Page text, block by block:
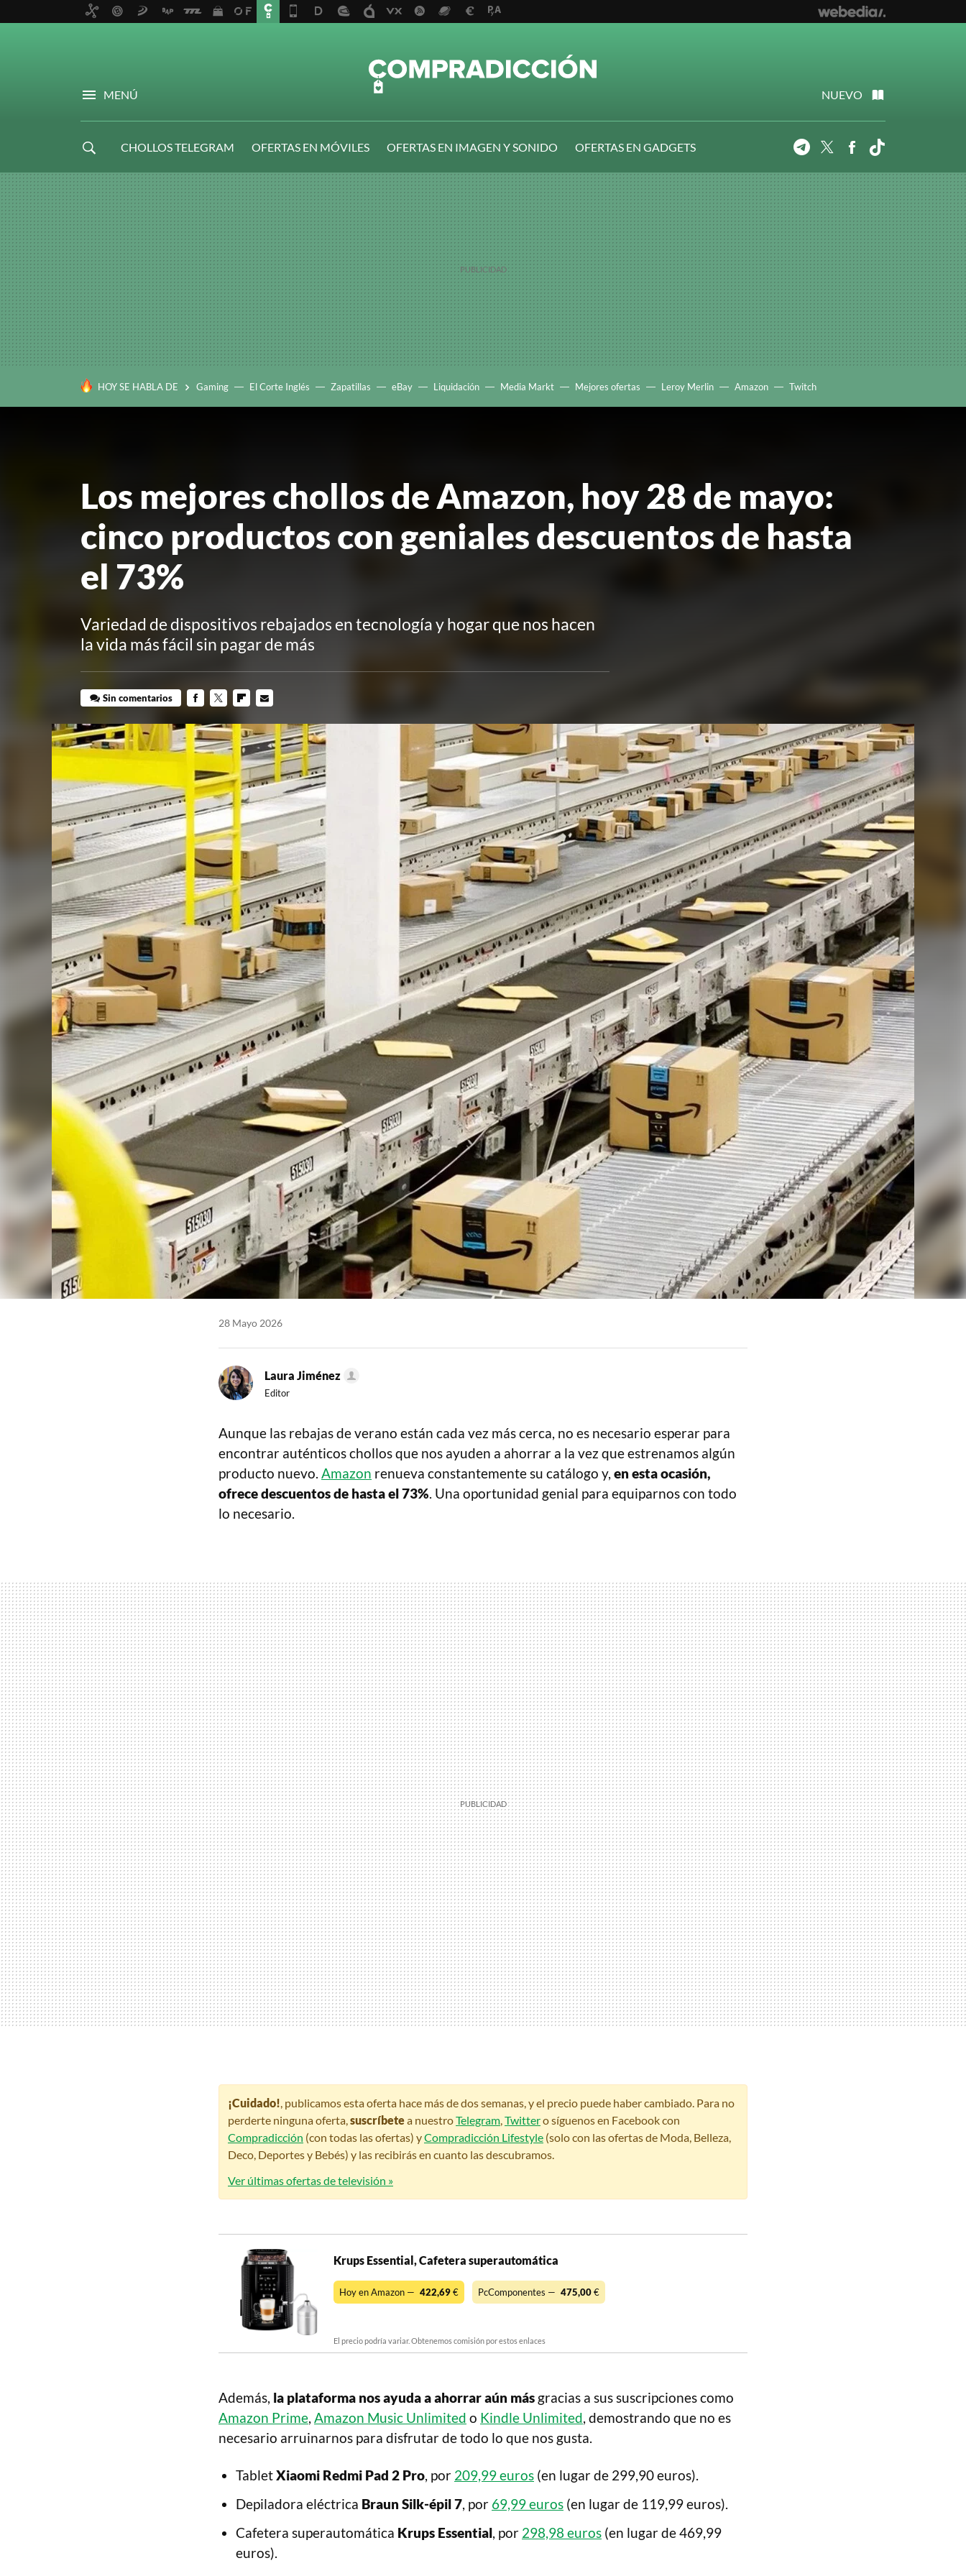
MENÚ NUEVO
CHOLLOS TELEGRAM OFERTAS EN MÓVILES OFERTAS EN IMAGEN Y SONIDO
OFERTAS EN GADGETS
TelegramTwitterFacebook
HOY SE HABLA DE Gaming El Corte Inglés Zapatillas eBay Liquidación Media Markt Mejores ofertas Leroy Merlin Amazon Twitch
Los mejores chollos de Amazon, hoy 28 de mayo:
cinco productos con geniales descuentos de hasta
el 73%
Variedad de dispositivos rebajados en tecnología y hogar que nos hacen
la vida más fácil sin pagar de más
Sin comentarios
MAIL
28 Mayo 2026
Laura Jiménez
Editor
Aunque las rebajas de verano están cada vez más cerca, no es necesario esperar para
encontrar auténticos chollos que nos ayuden a ahorrar a la vez que estrenamos algún
producto nuevo. Amazon renueva constantemente su catálogo y, en esta ocasión,
ofrece descuentos de hasta el 73%. Una oportunidad genial para equiparnos con todo
lo necesario.
¡Cuidado!, publicamos esta oferta hace más de dos semanas, y el precio puede haber cambiado. Para no
perderte ninguna oferta,suscríbetea nuestroTelegram,Twittero síguenos en Facebook con
Compradicción (con todas las ofertas) yCompradicción Lifestyle (solo con las ofertas de Moda, Belleza,
Deco, Deportes y Bebés) y las recibirás en cuanto las descubramos.
Ver últimas ofertas de televisión »
Krups Essential, Cafetera superautomática
Hoy en Amazon — 422,69€ PcComponentes — 475,00€
El precio podría variar. Obtenemos comisión por estos enlaces
Además, la plataforma nos ayuda a ahorrar aún más gracias a sus suscripciones como
Amazon Prime, Amazon Music Unlimited o Kindle Unlimited, demostrando que no es
necesario arruinarnos para disfrutar de todo lo que nos gusta.
TabletXiaomi Redmi Pad 2 Pro, por 209,99 euros (en lugar de 299,90 euros).
Depiladora eléctrica Braun Silk-épil 7, por 69,99 euros (en lugar de 119,99 euros).
Cafetera superautomática Krups Essential, por 298,98 euros (en lugar de 469,99
euros).